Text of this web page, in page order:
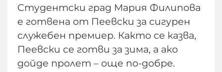
Студентски град Мария Филипова
е готвена от Пеевски за сигурен
служебен премиер. Както се казва,
Пеевски се готви за зима, а ако
дойде пролет – още по-добре.